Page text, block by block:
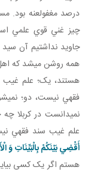
درصد مغفول عنه
چيز غني قوي علمي
جاويد نداشتيم آن سيد
همه روشن مي شد که اهل
هستند، يک؛ علم
فقهي نيست، دو؛ نمي
نمي دانست در کربلا
علم غيب سند فقهي
أَقْضِي‏ بَيْنَكُمْ بِالْبَيِّنَاتِ وَ
هستم اگر يک کسي بيايد